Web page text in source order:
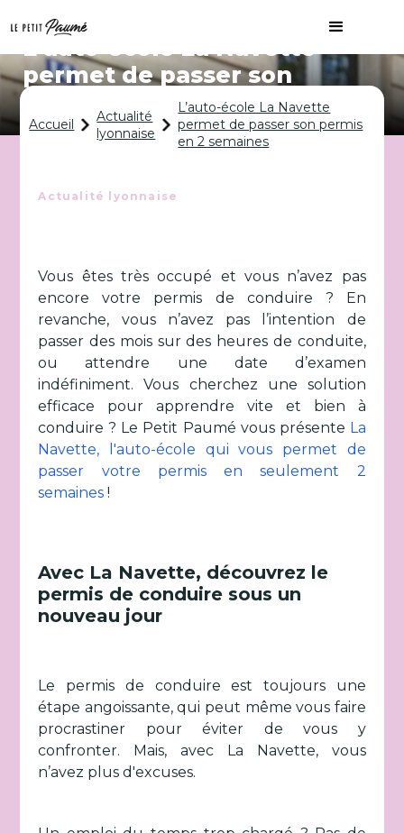
L’auto-école La Navette
permet de passer son
permis en 2 semaines
Accueil
Actualité
lyonnaise
L’auto-école La Navette
permet de passer son permis
en 2 semaines
Actualité lyonnaise
Vous êtes très occupé et vous n’avez pas
encore votre permis de conduire ? En
revanche, vous n’avez pas l’intention de
passer des mois sur des heures de conduite,
ou attendre une date d’examen
indéfiniment. Vous cherchez une solution
efficace pour apprendre vite et bien à
conduire ? Le Petit Paumé vous présente La
Navette, l'auto-école qui vous permet de
passer votre permis en seulement 2
semaines !
Avec La Navette, découvrez le
permis de conduire sous un
nouveau jour
Le permis de conduire est toujours une
étape angoissante, qui peut même vous faire
procrastiner pour éviter de vous y
confronter. Mais, avec La Navette, vous
n’avez plus d'excuses.